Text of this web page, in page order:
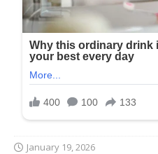
January 19, 2026